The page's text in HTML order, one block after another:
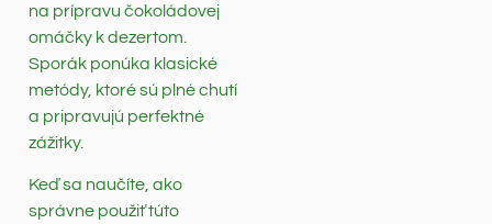
na prípravu čokoládovej
omáčky k dezertom.
Sporák ponúka klasické
metódy, ktoré sú plné chutí
a pripravujú perfektné
zážitky.
Keď sa naučíte, ako
správne použiť túto